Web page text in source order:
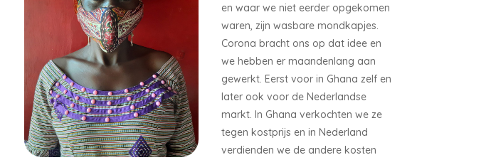
en waar we niet eerder opgekomen
waren, zijn wasbare mondkapjes.
Corona bracht ons op dat idee en
we hebben er maandenlang aan
gewerkt. Eerst voor in Ghana zelf en
later ook voor de Nederlandse
markt. In Ghana verkochten we ze
tegen kostprijs en in Nederland
verdienden we de andere kosten